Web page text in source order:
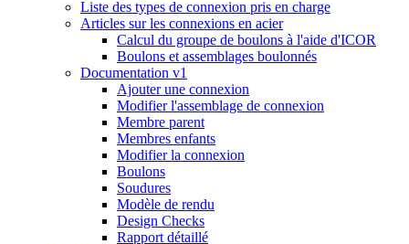
Liste des types de connexion pris en charge
Articles sur les connexions en acier
Calcul du groupe de boulons à l'aide d'ICOR
Boulons et assemblages boulonnés
Documentation v1
Ajouter une connexion
Modifier l'assemblage de connexion
Membre parent
Membres enfants
Modifier la connexion
Boulons
Soudures
Modèle de rendu
Design Checks
Rapport détaillé